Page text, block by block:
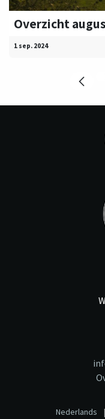
Overzicht
1 sep. 2024
Nederlands |